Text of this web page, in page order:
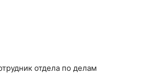
отдела по делам